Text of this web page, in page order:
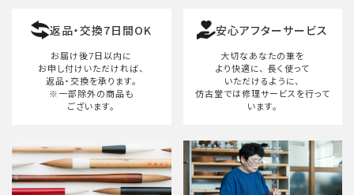
検索する
返品・交換7日間OK
お届け後7日以内に
お申し付けいただければ、
返品・交換を承ります。
※一部除外の商品も
ございます。
安心アフターサービス
大切なあなたの筆を
より快適に、 長く使って
いただけるように、
仿古堂では修理サービスを行って
います。